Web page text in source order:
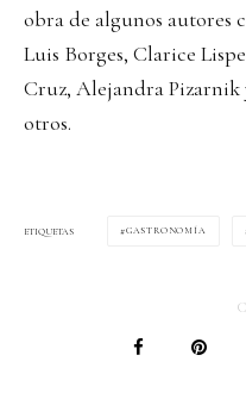
obra de algunos autores
Luis Borges, Clarice
Cruz, Alejandra Pizarnik
otros.
ETIQUETAS GASTRONOMÍA